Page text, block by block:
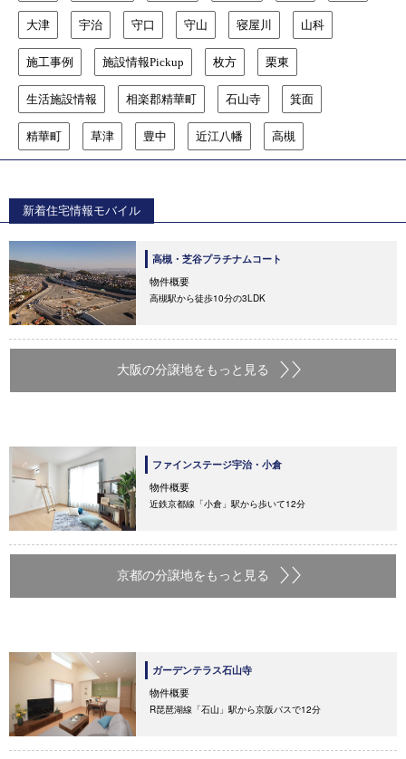
大津 宇治 守口 守山 寝屋川 山科
施工事例 施設情報Pickup 枚方 栗東
生活施設情報 相楽郡精華町 石山寺 箕面
精華町 草津 豊中 近江八幡 高槻
新着住宅情報モバイル
高槻・芝谷プラチナムコート
物件概要
高槻駅から徒歩10分の3LDK
大阪の分譲地をもっと見る
ファインステージ宇治・小倉
物件概要
近鉄京都線「小倉」駅から歩いて12分
京都の分譲地をもっと見る
ガーデンテラス石山寺
物件概要
R琵琶湖線「石山」駅から京阪バスで12分